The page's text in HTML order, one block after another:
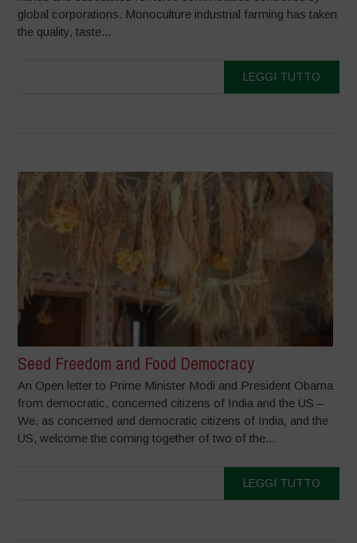
global corporations. Monoculture industrial farming has taken
the quality, taste...
LEGGI TUTTO
Seed Freedom and Food Democracy
An Open letter to Prime Minister Modi and President Obama
from democratic, concerned citizens of India and the US –
We, as concerned and democratic citizens of India, and the
US, welcome the coming together of two of the...
LEGGI TUTTO